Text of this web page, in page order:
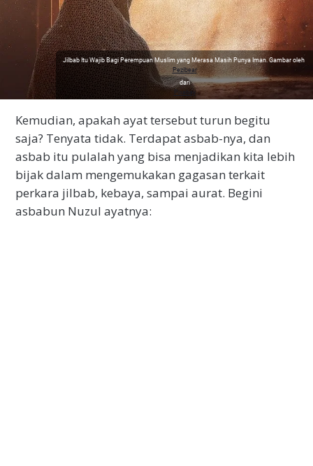
Jilbab Itu Wajib Bagi Perempuan Muslim yang Merasa Masih Punya Iman. Gambar oleh
Pezibear
dari
Pixabay
Kemudian, apakah ayat tersebut turun begitu
saja? Tenyata tidak. Terdapat asbab-nya, dan
asbab itu pulalah yang bisa menjadikan kita lebih
bijak dalam mengemukakan gagasan terkait
perkara jilbab, kebaya, sampai aurat. Begini
asbabun Nuzul ayatnya: